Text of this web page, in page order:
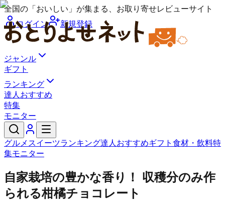
全国の「おいしい」が集まる、お取り寄せレビューサイト
ログイン
新規登録
ジャンル
ギフト
ランキング
達人おすすめ
特集
モニター
グルメ スイーツランキング達人おすすめギフト 食材・飲料特
集モニター
自家栽培の豊かな香り！ 収穫分のみ作
られる柑橘チョコレート